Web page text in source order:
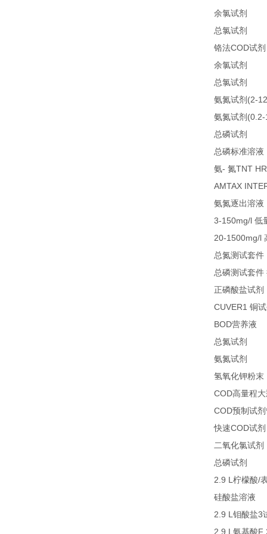
余氯试剂
总氯试剂
铬法COD试剂
余氯试剂
总氯试剂
氨氮试剂 (2-
氨氮试剂
总磷试剂
总磷标准溶液
氨- 氮TNT HR
AMTAX
氨氮逐出溶液
3-150mg/l 低
20-1500mg/l
总氮测试套件
总磷测试套件
正磷酸盐试剂
CUVER1 铜
BOD营养液
总氮试剂
氨氮试剂
氢氧化钾粉末
COD高量程
COD预制试
快速COD试剂
二氧化氯试剂
总磷试剂
2.9 L 柠檬酸/
硅酸盐溶液
2.9 L 钼酸盐3
2.9 L 氨基酸F